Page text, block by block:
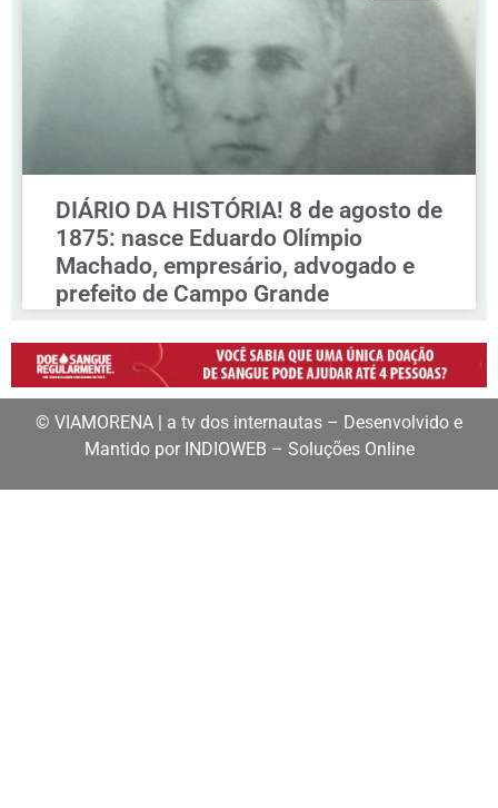
DIÁRIO DA HISTÓRIA! 8 de agosto de
1875: nasce Eduardo Olímpio
Machado, empresário, advogado e
prefeito de Campo Grande
© VIAMORENA | a tv dos internautas – Desenvolvido e
Mantido por INDIOWEB – Soluções Online